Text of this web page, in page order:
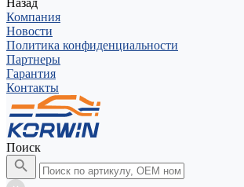
Назад
Компания
Новости
Политика конфиденциальности
Партнеры
Гарантия
Контакты
Поиск